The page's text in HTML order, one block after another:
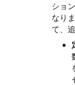
ショ
なり
て、